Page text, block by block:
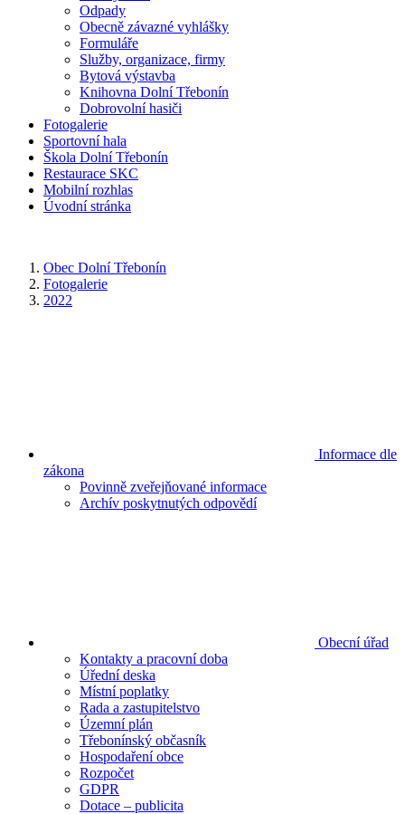
Odpady
Obecně závazné vyhlášky
Formuláře
Služby, organizace, firmy
Bytová výstavba
Knihovna Dolní Třebonín
Dobrovolní hasiči
Fotogalerie
Sportovní hala
Škola Dolní Třebonín
Restaurace SKC
Mobilní rozhlas
Úvodní stránka
Obec Dolní Třebonín
Fotogalerie
2022
Informace dle
zákona
Povinně zveřejňované informace
Archív poskytnutých odpovědí
Obecní úřad
Kontakty a pracovní doba
Úřední deska
Místní poplatky
Rada a zastupitelstvo
Územní plán
Třebonínský občasník
Hospodaření obce
Rozpočet
GDPR
Dotace – publicita